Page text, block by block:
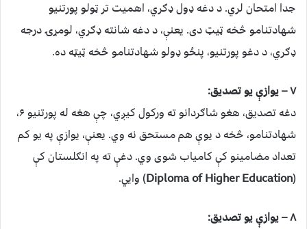
جدا امتحان لري. د دغه ډول ډګري، اهمیت تر ټولو پورتنیو
شهادتنامو څخه ټیټ دی. یعنې، د دغه شانته ډګري، لومړۍ درجه
ډګري، د دغو پورتنیو، پنځو ډولو شهادتنامو څخه ټیټه ده.
۷ – یوازې یو تصدیق:
دغه تصدیق، هغو شاګردانو ته ورکول کیږي، چې هغه له پورتنیو ۶،
شهادتنامو، څخه د یوې هم مستحق نه وي. یعنې، یوازې په یو کم
تعداد مضامینو کې کامیاب شوی وي. دغې ته په انګلستان کې
(
Diploma of Higher Education) وایي.
۸ – یوازې یو تصدیق: